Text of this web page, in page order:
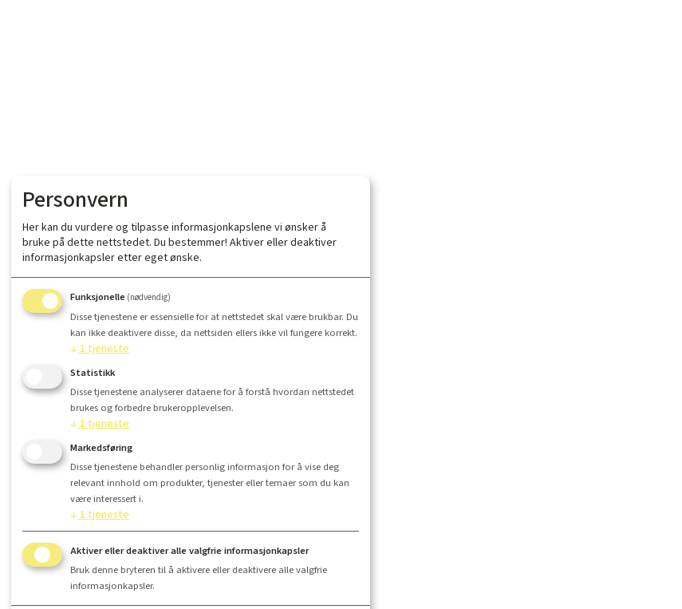
Personvern
Her kan du vurdere og tilpasse informasjonkapslene vi ønsker å
bruke på dette nettstedet. Du bestemmer! Aktiver eller deaktiver
informasjonkapsler etter eget ønske.
Funksjonelle (nødvendig)
Disse tjenestene er essensielle for at nettstedet skal være brukbar. Du
kan ikke deaktivere disse, da nettsiden ellers ikke vil fungere korrekt.
↓ 1tjeneste
Statistikk
Disse tjenestene analyserer dataene for å forstå hvordan nettstedet
brukes og forbedre brukeropplevelsen.
↓ 1tjeneste
Markedsføring
Disse tjenestene behandler personlig informasjon for å vise deg
relevant innhold om produkter, tjenester eller temaer som du kan
være interessert i.
↓ 1tjeneste
Aktiver eller deaktiver alle valgfrie informasjonkapsler
Bruk denne bryteren til å aktivere eller deaktivere alle valgfrie
informasjonkapsler.